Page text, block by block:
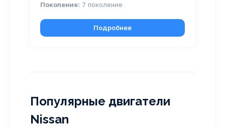
Поколение: 7 поколение
Подробнее
Популярные двигатели
Nissan